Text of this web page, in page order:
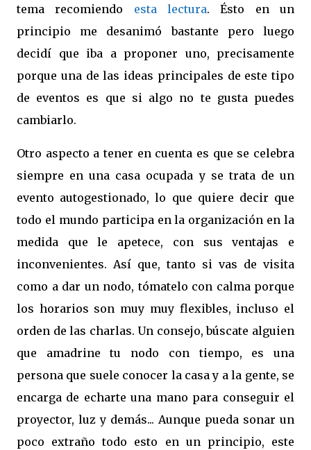
tema recomiendo esta lectura. Ésto en un
principio me desanimó bastante pero luego
decidí que iba a proponer uno, precisamente
porque una de las ideas principales de este tipo
de eventos es que si algo no te gusta puedes
cambiarlo.
Otro aspecto a tener en cuenta es que se celebra
siempre en una casa ocupada y se trata de un
evento autogestionado, lo que quiere decir que
todo el mundo participa en la organización en la
medida que le apetece, con sus ventajas e
inconvenientes. Así que, tanto si vas de visita
como a dar un nodo, tómatelo con calma porque
los horarios son muy muy flexibles, incluso el
orden de las charlas. Un consejo, búscate alguien
que amadrine tu nodo con tiempo, es una
persona que suele conocer la casa y a la gente, se
encarga de echarte una mano para conseguir el
proyector, luz y demás... Aunque pueda sonar un
poco extraño todo esto en un principio, este